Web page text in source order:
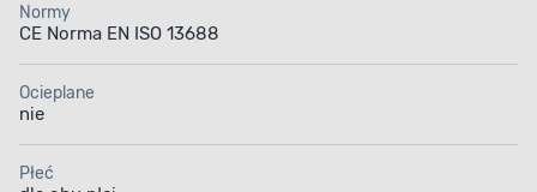
Normy
CE Norma EN ISO 13688
Ocieplane
nie
Płeć